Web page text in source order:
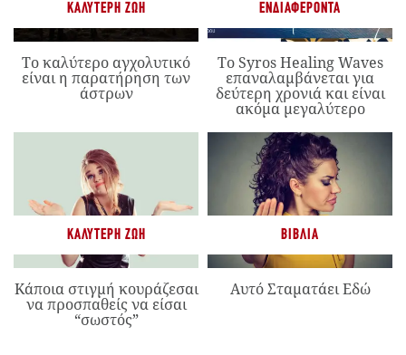
ΚΑΛΎΤΕΡΗ ΖΩΉ
Το καλύτερο αγχολυτικό
είναι η παρατήρηση των
άστρων
ΕΝΔΙΑΦΈΡΟΝΤΑ
Το Syros Healing Waves
επαναλαμβάνεται για
δεύτερη χρονιά και είναι
ακόμα μεγαλύτερο
ΚΑΛΎΤΕΡΗ ΖΩΉ
Κάποια στιγμή κουράζεσαι
να προσπαθείς να είσαι
“σωστός”
ΒΙΒΛΊΑ
Αυτό Σταματάει Εδώ